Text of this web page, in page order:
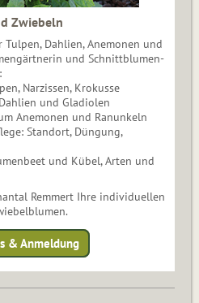
Zwiebeln
Dahlien, Anemonen und
und Schnittblumen-
Narzissen, Krokusse
und Gladiolen
Anemonen und Ranunkeln
Standort, Düngung,
und Kübel, Arten und
Remmert Ihre individuellen
& Anmeldung